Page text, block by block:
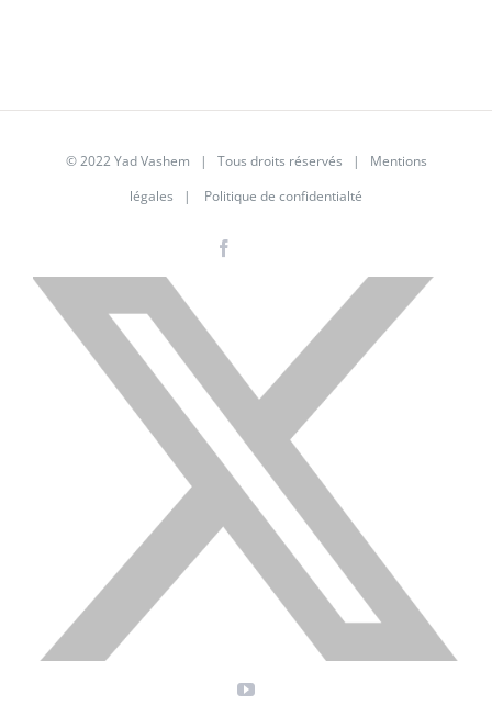
© 2022 Yad Vashem | Tous droits réservés | Mentions
légales | Politique de confidentialté
X
YouTube